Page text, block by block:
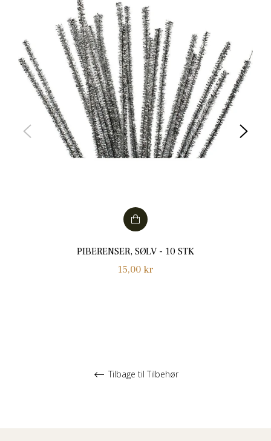
PIBERENSER, SØLV - 10 STK
Normalpris
15,00 kr
Tilbage til Tilbehør